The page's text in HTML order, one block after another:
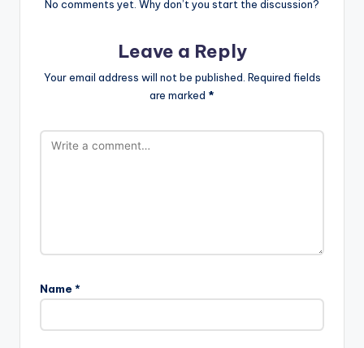
No comments yet. Why don’t you start the discussion?
Leave a Reply
Your email address will not be published. Required fields
are marked *
Name *